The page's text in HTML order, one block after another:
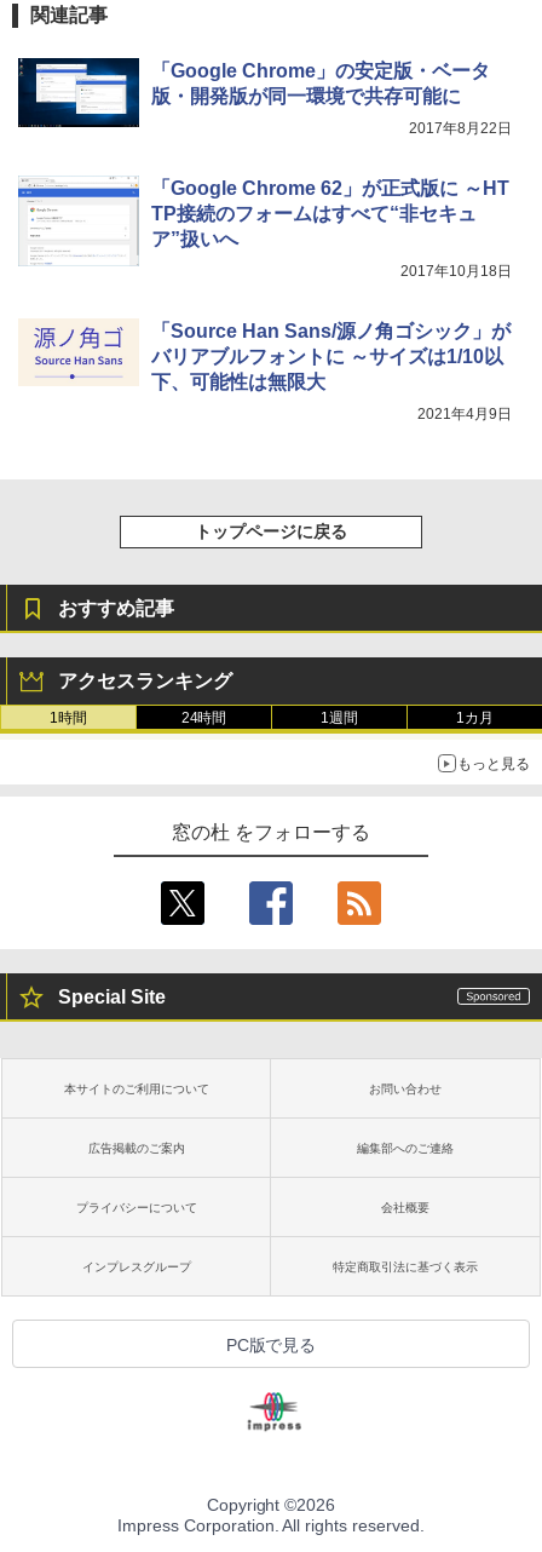
￥3,600
New Amazon Kindle Scribe Colorsoft |
11インチカラーディスプレイ、64GBスト
レージ、ノート機能搭載、明るさ自動調
整、色調調節ライト、プレミアムペン付
￥115,980
関連記事
「Google Chrome」の安定版・ベータ
版・開発版が同一環境で共存可能に
2017年8月22日
「Google Chrome 62」が正式版に ～HT
TP接続のフォームはすべて“非セキュ
ア”扱いへ
2017年10月18日
「Source Han Sans/源ノ角ゴシック」が
バリアブルフォントに ～サイズは1/10以
下、可能性は無限大
2021年4月9日
トップページに戻る
おすすめ記事
アクセスランキング
1時間 24時間 1週間 1カ月
もっと見る
窓の杜 をフォローする
Special Site
本サイトのご利用について お問い合わせ
広告掲載のご案内 編集部へのご連絡
プライバシーについて 会社概要
インプレスグループ 特定商取引法に基づく表示
PC版で見る
Copyright ©2026
Impress Corporation. All rights reserved.